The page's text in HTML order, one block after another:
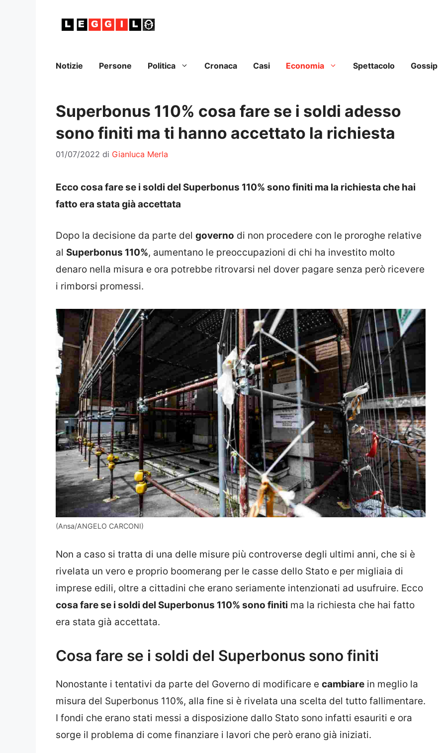
Notizie Persone Politica Cronaca Casi Economia Spettacolo Gossip
Superbonus 110% cosa fare se i soldi adesso
sono finiti ma ti hanno accettato la richiesta
01/07/2022 di Gianluca Merla
Ecco cosa fare se i soldi del Superbonus 110% sono finiti ma la richiesta che hai
fatto era stata già accettata
Dopo la decisione da parte del governo di non procedere con le proroghe relative
al Superbonus 110%, aumentano le preoccupazioni di chi ha investito molto
denaro nella misura e ora potrebbe ritrovarsi nel dover pagare senza però ricevere
i rimborsi promessi.
(Ansa/ANGELO CARCONI)
Non a caso si tratta di una delle misure più controverse degli ultimi anni, che si è
rivelata un vero e proprio boomerang per le casse dello Stato e per migliaia di
imprese edili, oltre a cittadini che erano seriamente intenzionati ad usufruire. Ecco
cosa fare se i soldi del Superbonus 110% sono finiti ma la richiesta che hai fatto
era stata già accettata.
Cosa fare se i soldi del Superbonus sono finiti
Nonostante i tentativi da parte del Governo di modificare e cambiare in meglio la
misura del Superbonus 110%, alla fine si è rivelata una scelta del tutto fallimentare.
I fondi che erano stati messi a disposizione dallo Stato sono infatti esauriti e ora
sorge il problema di come finanziare i lavori che però erano già iniziati.